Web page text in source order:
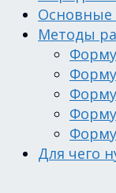
Основные
Методы
Для чего